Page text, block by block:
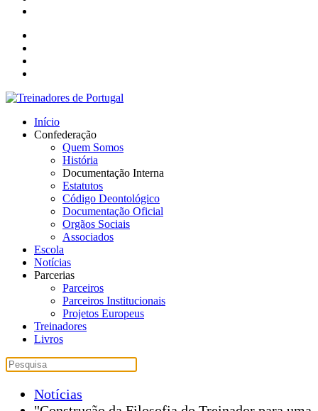
Início
Confederação
Quem Somos
História
Documentação Interna
Estatutos
Código Deontológico
Documentação Oficial
Orgãos Sociais
Associados
Escola
Notícias
Parcerias
Parceiros
Parceiros Institucionais
Projetos Europeus
Treinadores
Livros
Notícias